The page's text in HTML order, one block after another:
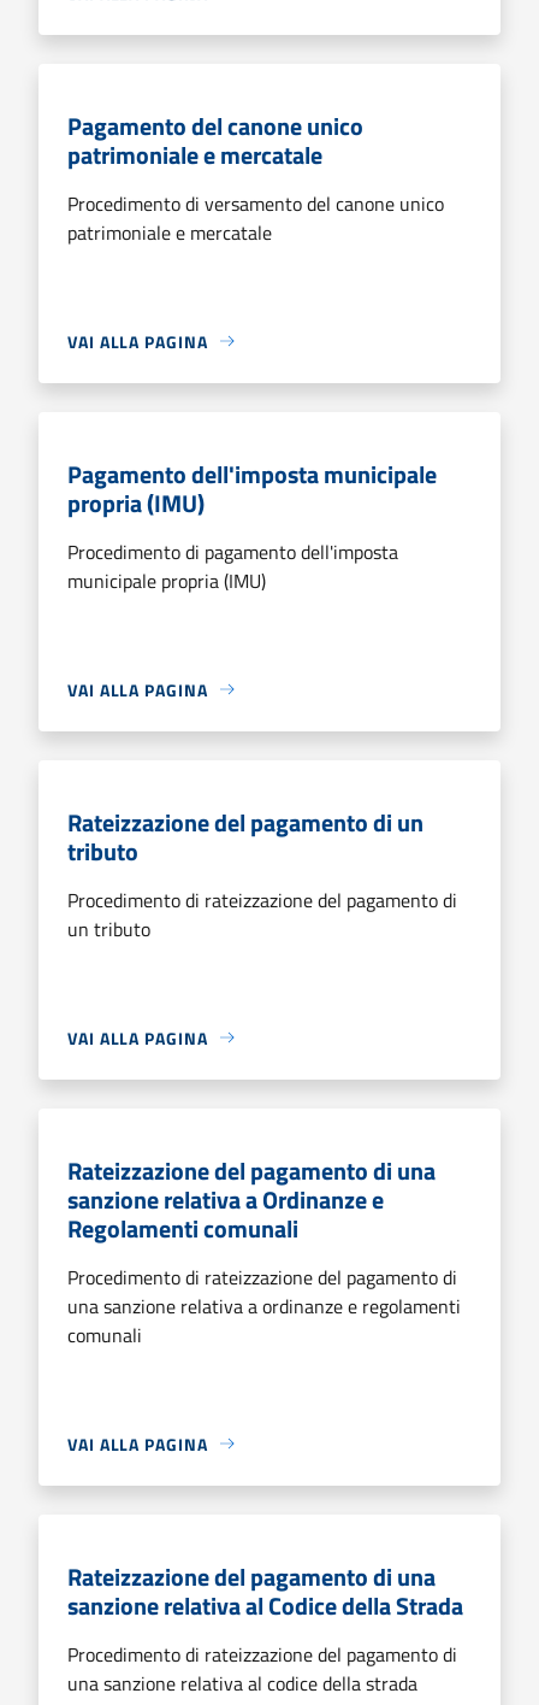
Pagamento del canone unico
patrimoniale e mercatale
Procedimento di versamento del canone unico
patrimoniale e mercatale
VAI ALLA PAGINA
Pagamento dell'imposta municipale
propria (IMU)
Procedimento di pagamento dell'imposta
municipale propria (IMU)
VAI ALLA PAGINA
Rateizzazione del pagamento di un
tributo
Procedimento di rateizzazione del pagamento di
un tributo
VAI ALLA PAGINA
Rateizzazione del pagamento di una
sanzione relativa a Ordinanze e
Regolamenti comunali
Procedimento di rateizzazione del pagamento di
una sanzione relativa a ordinanze e regolamenti
comunali
VAI ALLA PAGINA
Rateizzazione del pagamento di una
sanzione relativa al Codice della Strada
Procedimento di rateizzazione del pagamento di
una sanzione relativa al codice della strada